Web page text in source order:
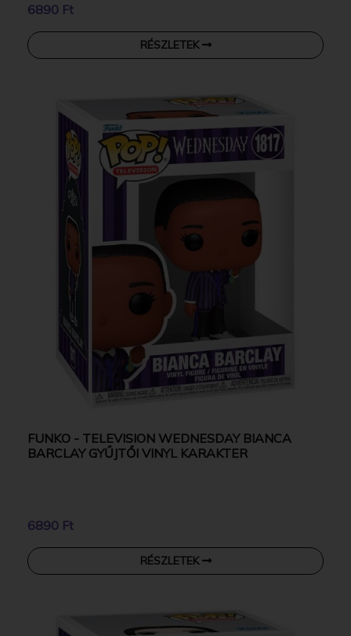
6890 Ft
RÉSZLETEK
FUNKO - TELEVISION WEDNESDAY BIANCA
BARCLAY GYŰJTŐI VINYL KARAKTER
6890 Ft
RÉSZLETEK